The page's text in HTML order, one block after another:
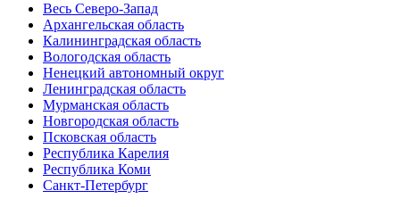
Весь Северо-Запад
Архангельская область
Калининградская область
Вологодская область
Ненецкий автономный округ
Ленинградская область
Мурманская область
Новгородская область
Псковская область
Республика Карелия
Республика Коми
Санкт-Петербург